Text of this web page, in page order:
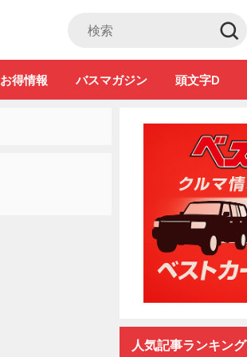
お得情報 バスマガジン 頭文字D
人気記事ランキング